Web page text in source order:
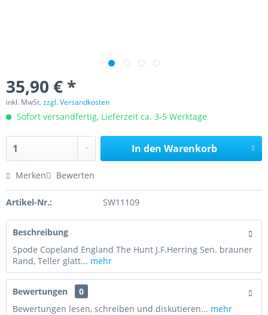
35,90 € *
inkl. MwSt.zzgl. Versandkosten
Sofort versandfertig, Lieferzeit ca. 3-5 Werktage
In den Warenkorb
Merken Bewerten
Artikel-Nr.: SW11109
Beschreibung
Spode Copeland England The Hunt J.F.Herring Sen. brauner
Rand, Teller glatt... mehr
Bewertungen
0
Bewertungen lesen, schreiben und diskutieren... mehr